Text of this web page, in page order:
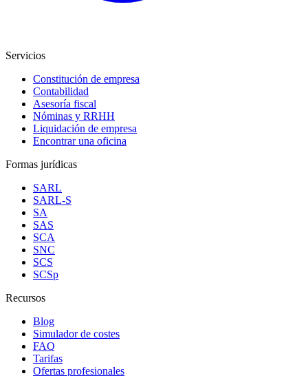
Servicios
Constitución de empresa
Contabilidad
Asesoría fiscal
Nóminas y RRHH
Liquidación de empresa
Encontrar una oficina
Formas jurídicas
SARL
SARL-S
SA
SAS
SCA
SNC
SCS
SCSp
Recursos
Blog
Simulador de costes
FAQ
Tarifas
Ofertas profesionales